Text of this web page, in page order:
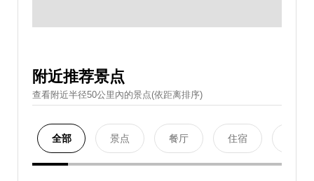
附近推荐景点
查看附近半径50公里內的景点(依距离排序)
全部 景点 餐厅 住宿